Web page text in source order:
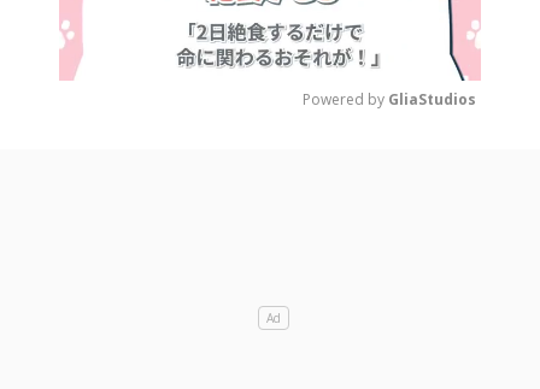
Powered by GliaStudios